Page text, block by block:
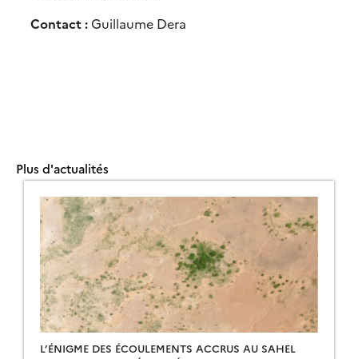
Contact :Guillaume Dera
Plus d'actualités
L’ÉNIGME DES ÉCOULEMENTS ACCRUS AU SAHEL